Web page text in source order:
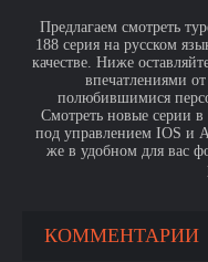
Предлагаем смотреть
188 серия на русском
качестве. Ниже
впечатлениями
полюбившимися
Смотреть новые серии
под управлением IOS и
же в удобном для вас
КОММЕНТАРИИ